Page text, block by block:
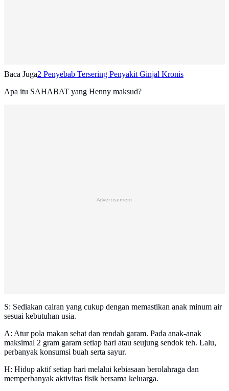
Baca Juga2 Penyebab Tersering Penyakit Ginjal Kronis
Apa itu SAHABAT yang Henny maksud?
Advertisement
S: Sediakan cairan yang cukup dengan memastikan anak minum air
sesuai kebutuhan usia.
A: Atur pola makan sehat dan rendah garam. Pada anak-anak
maksimal 2 gram garam setiap hari atau seujung sendok teh. Lalu,
perbanyak konsumsi buah serta sayur.
H: Hidup aktif setiap hari melalui kebiasaan berolahraga dan
memperbanyak aktivitas fisik bersama keluarga.